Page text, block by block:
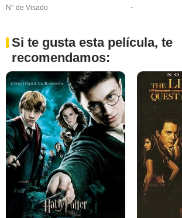
N° de Visado
-
Si te gusta esta película, te
recomendamos: